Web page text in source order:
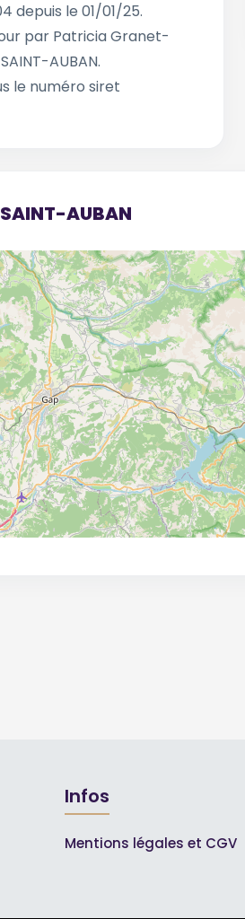
depuis le 01/01/25.
par Patricia Granet-
AUBAN.
le numéro siret
AUBAN
Infos
Mentions légales et CGV